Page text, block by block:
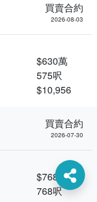
買賣合約
2026-08-03
$630萬
575呎
$10,956
買賣合約
2026-07-30
$768萬
768呎